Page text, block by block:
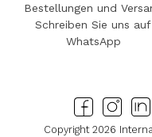
Bestellungen und
Schreiben Sie uns auf
WhatsApp
Copyright 2026